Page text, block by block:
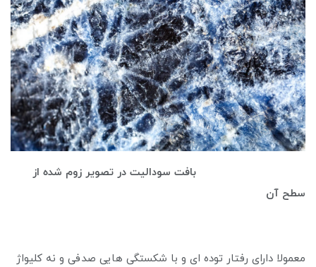
بافت سودالیت در تصویر زوم شده از
سطح آن
معمولا دارای رفتار توده ای و با شکستگی هایی صدفی و نه کلیواژ